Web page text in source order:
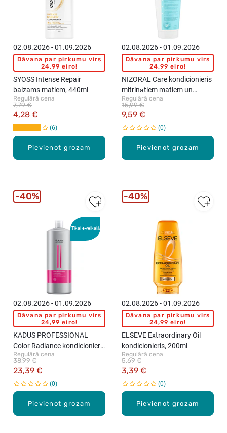
Pievienot grozam
02.08.2026 - 01.09.2026
Dāvana par pirkumu virs
24,99 eiro!
SYOSS Intense Repair
balzams matiem, 440ml
Regulārā cena
4,28 €
7,79 €
6
Pievienot grozam
02.08.2026 - 01.09.2026
Dāvana par pirkumu virs
24,99 eiro!
NIZORAL Care kondicionieris
mitrinātiem matiem un
līdzsvarotai galvas ādai,
200ml
Regulārā cena
9,59 €
15,99 €
0
Tikai e-veikalā
Pievienot grozam
02.08.2026 - 01.09.2026
Dāvana par pirkumu virs
24,99 eiro!
KADUS PROFESSIONAL
Color Radiance kondicionieris
krāsotiem matiem, 1000ml
Regulārā cena
23,39 €
38,99 €
0
40%
Pievienot grozam
02.08.2026 - 01.09.2026
Dāvana par pirkumu virs
24,99 eiro!
ELSEVE Extraordinary Oil
kondicionieris, 200ml
Regulārā cena
3,39 €
5,69 €
0
40%